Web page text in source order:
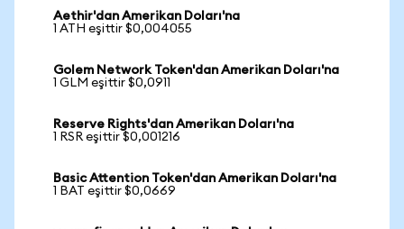
Aethir'dan Amerikan Doları'na
1 ATH eşittir $0,004055
Golem Network Token'dan Amerikan Doları'na
1 GLM eşittir $0,0911
Reserve Rights'dan Amerikan Doları'na
1 RSR eşittir $0,001216
Basic Attention Token'dan Amerikan Doları'na
1 BAT eşittir $0,0669